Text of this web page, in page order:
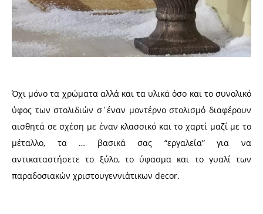
Όχι μόνο τα χρώματα αλλά και τα υλικά όσο και το συνολικό
ύφος των στολιδιών σ΄έναν μοντέρνο στολισμό διαφέρουν
αισθητά σε σχέση με έναν κλασσικό και το χαρτί μαζί με το
μέταλλο, τα … βασικά σας “εργαλεία” για να
αντικαταστήσετε το ξύλο, το ύφασμα και το γυαλί των
παραδοσιακών χριστουγεννιάτικων decor.